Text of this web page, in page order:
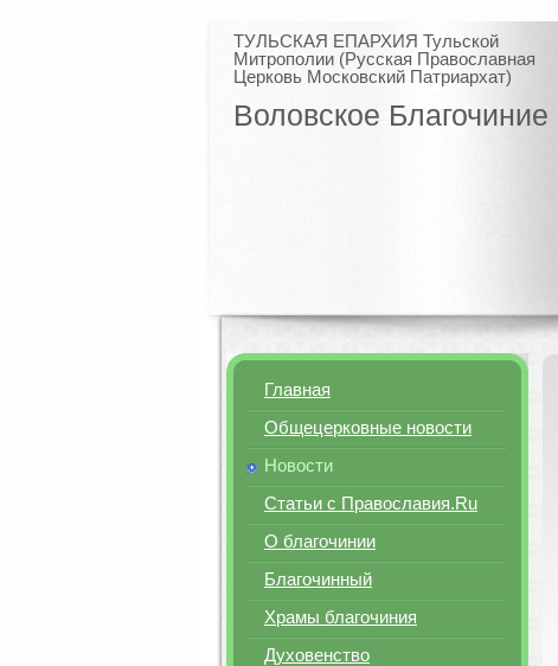
ТУЛЬСКАЯ ЕПАРХИЯ Тульской
Митрополии (Русская Православная
Церковь Московский Патриархат)
Воловское Благочиние
Главная
Общецерковные новости
Новости
Статьи с Православия.Ru
О благочинии
Благочинный
Храмы благочиния
Духовенство